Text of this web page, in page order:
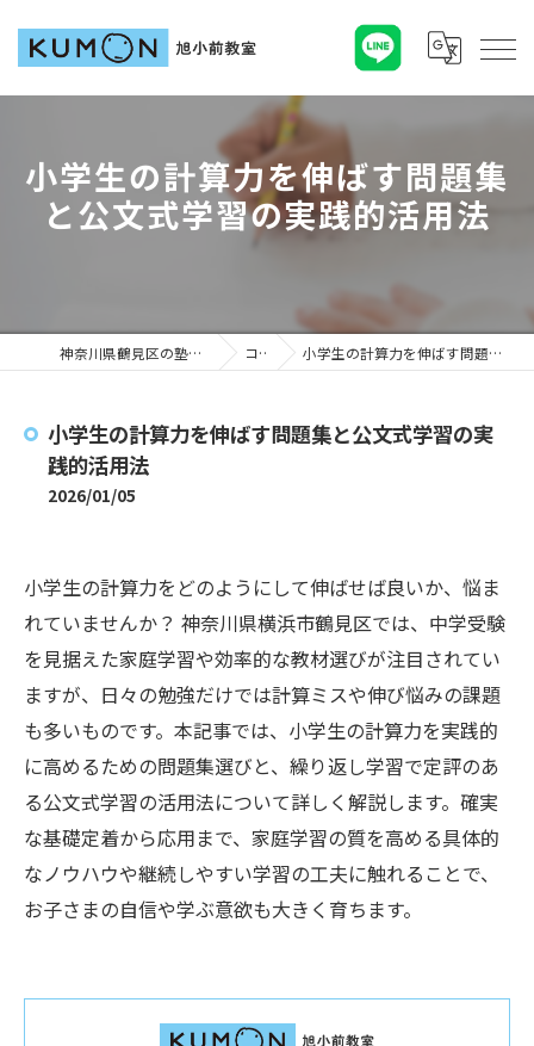
小学生の計算力を伸ばす問題集
と公文式学習の実践的活用法
神奈川県鶴見区の塾ならKUMON旭小前教室 コラム 小学生の計算力を伸ばす問題集と公文式学習の実践的活用法
小学生の計算力を伸ばす問題集と公文式学習の実
践的活用法
2026/01/05
小学生の計算力をどのようにして伸ばせば良いか、悩ま
れていませんか？ 神奈川県横浜市鶴見区では、中学受験
を見据えた家庭学習や効率的な教材選びが注目されてい
ますが、日々の勉強だけでは計算ミスや伸び悩みの課題
も多いものです。本記事では、小学生の計算力を実践的
に高めるための問題集選びと、繰り返し学習で定評のあ
る公文式学習の活用法について詳しく解説します。確実
な基礎定着から応用まで、家庭学習の質を高める具体的
なノウハウや継続しやすい学習の工夫に触れることで、
お子さまの自信や学ぶ意欲も大きく育ちます。